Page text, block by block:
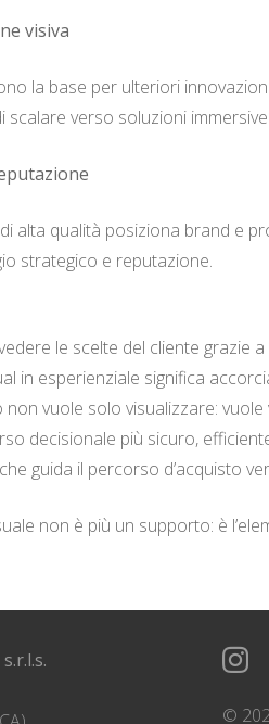
visiva
la base per ulteriori
verso soluzioni
alta qualità posiziona brand e
strategico e reputazione.
le scelte del cliente
in esperienziale significa
vuole solo visualizzare:
decisionale più sicuro,
guida il percorso d’acquisto
non è più un supporto: è
©